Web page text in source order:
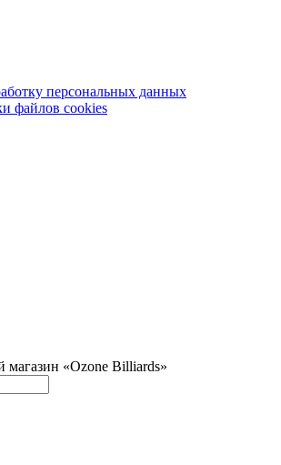
персональных данных
файлов cookies
«Ozone Billiards»